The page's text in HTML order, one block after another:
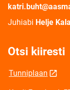
Juhiabi Helje
Otsi kiiresti
Tunniplaan